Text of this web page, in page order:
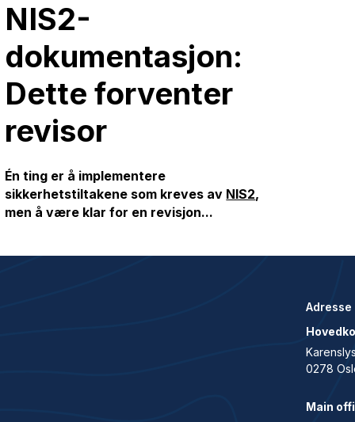
NIS2-
dokumentasjon:
Dette forventer
revisor
Én ting er å implementere
sikkerhetstiltakene som kreves av NIS2,
men å være klar for en revisjon...
Adresse
0278
Main